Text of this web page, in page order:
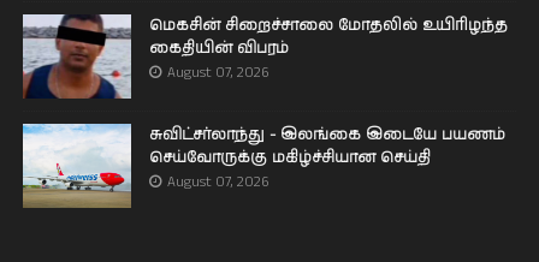
மெகசின் சிறைச்சாலை மோதலில் உயிரிழந்த
கைதியின் விபரம்
August 07, 2026
சுவிட்சர்லாந்து - இலங்கை இடையே பயணம்
செய்வோருக்கு மகிழ்ச்சியான செய்தி
August 07, 2026